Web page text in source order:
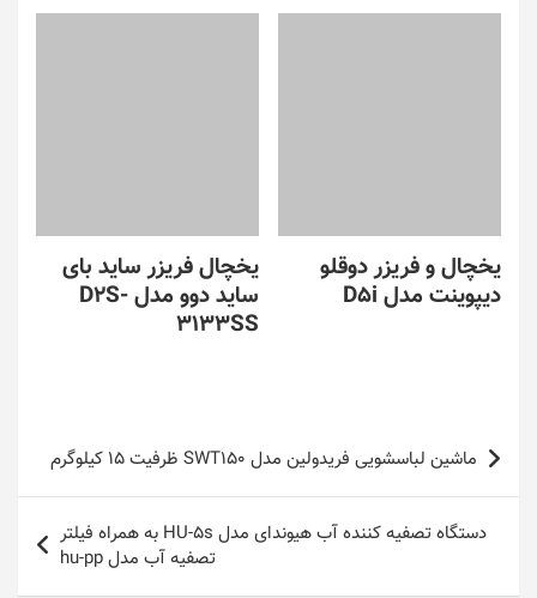
یخچال و فریزر دوقلو
دیپوینت مدل D5i
یخچال فریزر ساید بای
ساید دوو مدل D2S-
3133SS
راهبری
نوشته
ماشین لباسشویی فریدولین مدل SWT150 ظرفیت 15 کیلوگرم
دستگاه تصفیه کننده آب هیوندای مدل HU-5s به همراه فیلتر
تصفیه آب مدل hu-pp